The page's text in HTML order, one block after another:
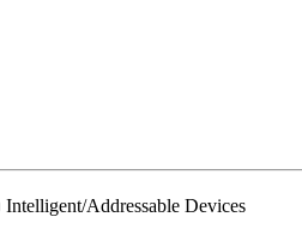
Addressable Devices